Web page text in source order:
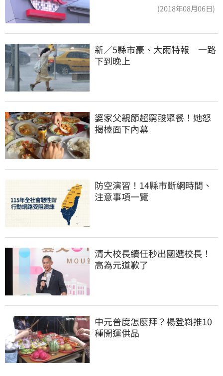
(2018年08月06日)
新／5縣市豪、大雨特報　一路
下到晚上
婆家父親節超窮酸聚餐！她怒
揭檯面下內幕
防空演習！14縣市斷網時間、
注意事項一覽
清大校長續任秒出國選校長！
高為元道歉了
中元普度怎麼拜？楊登嵙推10
種開運供品